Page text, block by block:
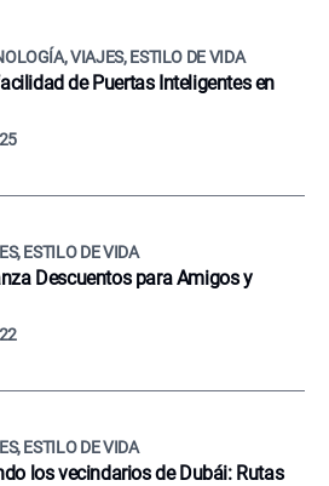
VIAJES, ESTILO DE VIDA
de Puertas Inteligentes en
ESTILO DE VIDA
Descuentos para Amigos y
ESTILO DE VIDA
los vecindarios de Dubái: Rutas